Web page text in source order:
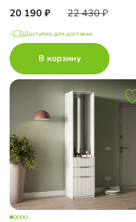
20 190 22 430
Доступно для доставки
В корзину